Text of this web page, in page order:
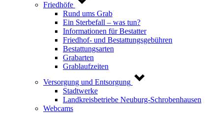
Friedhöfe
Rund ums Grab
Ein Sterbefall – was tun?
Informationen für Bestatter
Friedhof- und Bestattungsgebühren
Bestattungsarten
Grabarten
Grablaufzeiten
Versorgung und Entsorgung
Stadtwerke
Landkreisbetriebe Neuburg-Schrobenhausen
Webcams